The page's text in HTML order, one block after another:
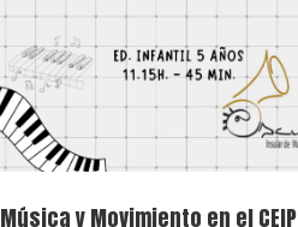
Música y Movimiento en el CEIP